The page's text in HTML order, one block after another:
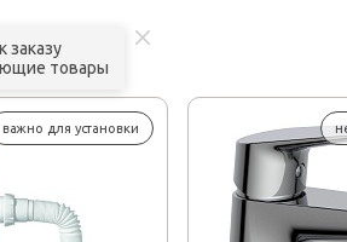
заказу
товары
важно для установки